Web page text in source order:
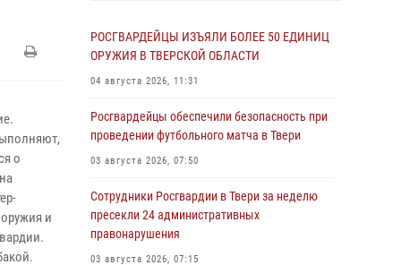
о
и
РОСГВАРДЕЙЦЫ ИЗЪЯЛИ БОЛЕЕ 50 ЕДИНИЦ
ОРУЖИЯ В ТВЕРСКОЙ ОБЛАСТИ
04 августа 2026, 11:31
Росгвардейцы обеспечили безопасность при
проведении футбольного матча в Твери
03 августа 2026, 07:50
Сотрудники Росгвардии в Твери за неделю
пресекли 24 административных
правонарушения
03 августа 2026, 07:15